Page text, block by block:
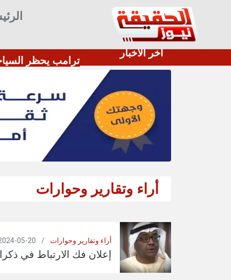
أخر الأخبار
:
ترامب يحظر
أراء وتقارير وحوارات
أراء وتقارير وحوارات /
20-05-2024
إعلان فك الارتباط في